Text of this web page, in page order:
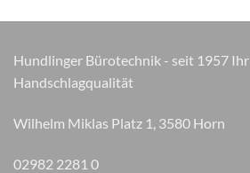
Hundlinger Bürotechnik - seit 1957
Handschlagqualität
Wilhelm Miklas Platz 1, 3580 Horn
02982 2281 0